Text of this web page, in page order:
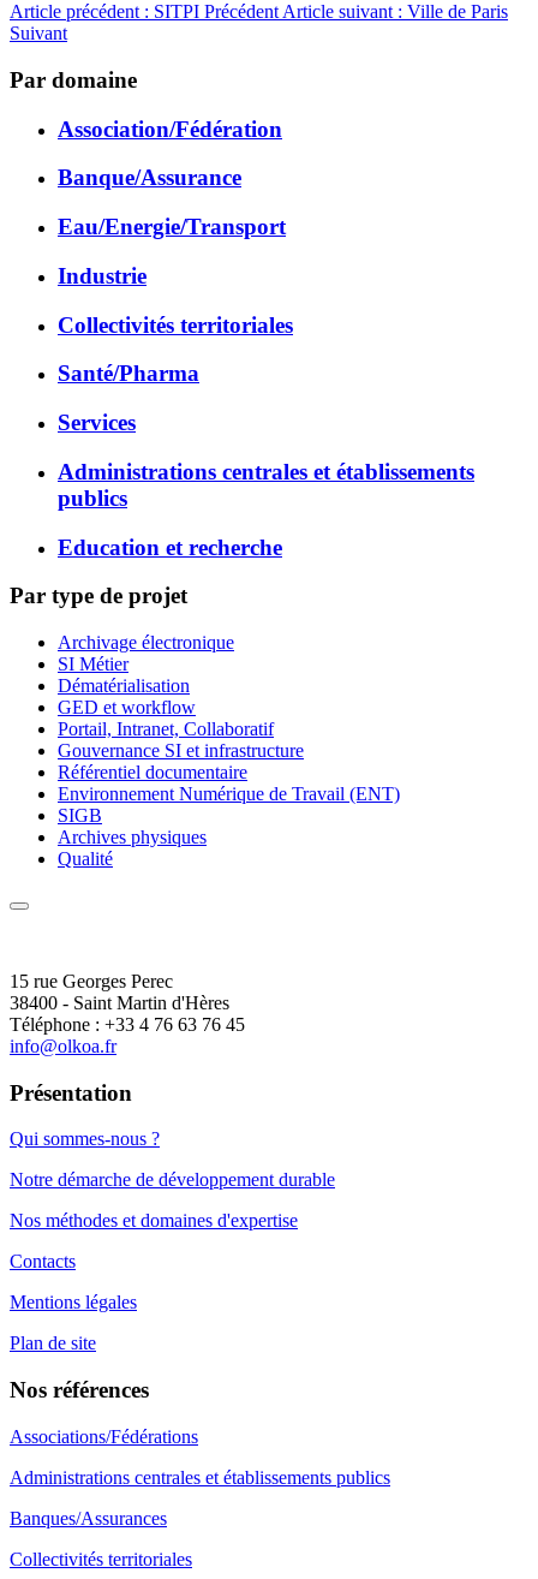
Article précédent : SITPI Précédent Article suivant : Ville de Paris
Suivant
Par domaine
Association/Fédération
Banque/Assurance
Eau/Energie/Transport
Industrie
Collectivités territoriales
Santé/Pharma
Services
Administrations centrales et établissements
publics
Education et recherche
Par type de projet
Archivage électronique
SI Métier
Dématérialisation
GED et workflow
Portail, Intranet, Collaboratif
Gouvernance SI et infrastructure
Référentiel documentaire
Environnement Numérique de Travail (ENT)
SIGB
Archives physiques
Qualité
15 rue Georges Perec
38400 - Saint Martin d'Hères
Téléphone : +33 4 76 63 76 45
info@olkoa.fr
Présentation
Qui sommes-nous ?
Notre démarche de développement durable
Nos méthodes et domaines d'expertise
Contacts
Mentions légales
Plan de site
Nos références
Associations/Fédérations
Administrations centrales et établissements publics
Banques/Assurances
Collectivités territoriales